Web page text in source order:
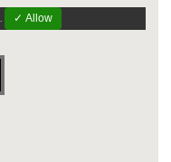
✓ Allow